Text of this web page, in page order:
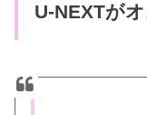
U-NEXTが